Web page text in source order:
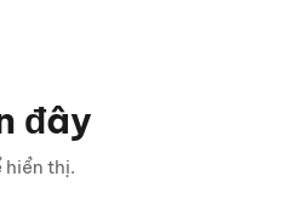
đây
hiển thị.